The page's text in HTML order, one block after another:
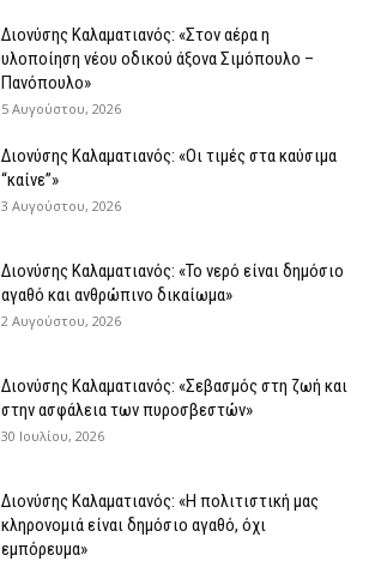
Διονύσης Καλαματιανός: «Στον αέρα η
υλοποίηση νέου οδικού άξονα Σιμόπουλο –
Πανόπουλο»
5 Αυγούστου, 2026
Διονύσης Καλαματιανός: «Οι τιμές στα καύσιμα
“καίνε”»
3 Αυγούστου, 2026
Διονύσης Καλαματιανός: «Το νερό είναι δημόσιο
αγαθό και ανθρώπινο δικαίωμα»
2 Αυγούστου, 2026
Διονύσης Καλαματιανός: «Σεβασμός στη ζωή και
στην ασφάλεια των πυροσβεστών»
30 Ιουλίου, 2026
Διονύσης Καλαματιανός: «Η πολιτιστική μας
κληρονομιά είναι δημόσιο αγαθό, όχι
εμπόρευμα»